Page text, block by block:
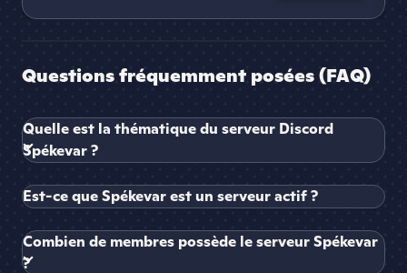
Questions fréquemment posées (FAQ)
Quelle est la thématique du serveur Discord
Spékevar ?
Est-ce que Spékevar est un serveur actif ?
Combien de membres possède le serveur Spékevar
?